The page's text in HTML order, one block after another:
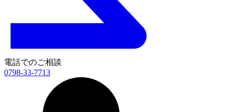
電話でのご相談
0798-33-7713